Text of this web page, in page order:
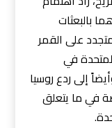
بالبعثات
على القمر
في
إلى ردع روسيا
في ما يتعلق